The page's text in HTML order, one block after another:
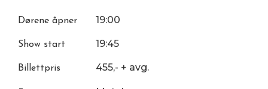
Dørene åpner 19:00
Show start 19:45
Billettpris 455,- + avg.